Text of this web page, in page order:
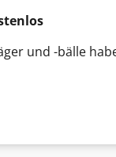
und -bälle